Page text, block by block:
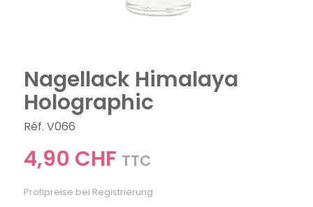
Nagellack Himalaya
Holographic
Réf. V066
4,90 CHF TTC
Profipreise bei Registrierung